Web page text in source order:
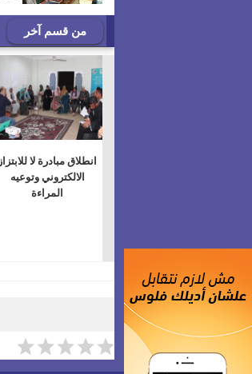
من قسم آخر
انطلاق مبادرة لا للابتزاز
الالكتروني وتوعيه
المراءة